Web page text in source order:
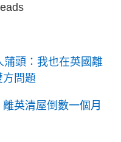
頭：我也在英國離
方問題
英清屋倒數一個月